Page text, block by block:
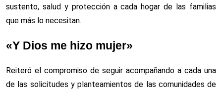
sustento, salud y protección a cada hogar de las familias
que más lo necesitan.
«Y Dios me hizo mujer»
Reiteró el compromiso de seguir acompañando a cada una
de las solicitudes y planteamientos de las comunidades de